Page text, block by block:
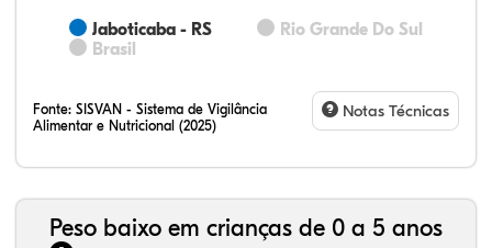
Jaboticaba - RS
Rio Grande Do Sul
Brasil
Fonte: SISVAN - Sistema de Vigilância
Alimentar e Nutricional (2025)
Notas Técnicas
Peso baixo em crianças de 0 a 5 anos